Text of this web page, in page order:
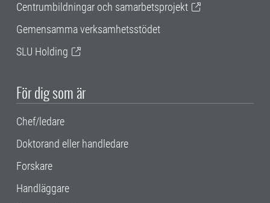
Centrumbildningar och samarbetsprojekt
Gemensamma verksamhetsstödet
SLU Holding
För dig som är
Chef/ledare
Doktorand eller handledare
Forskare
Handläggare